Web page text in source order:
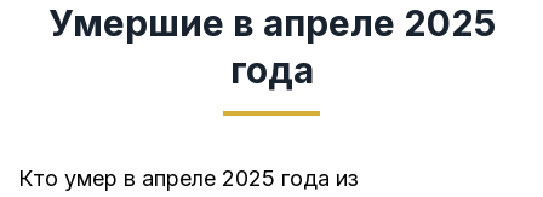
Умершие в апреле 2025
года
Кто умер в апреле 2025 года из